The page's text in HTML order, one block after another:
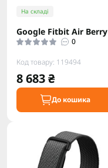
На складі
Google Fitbit Air Berry
0
Код товару: 119494
8 683 ₴
До кошика